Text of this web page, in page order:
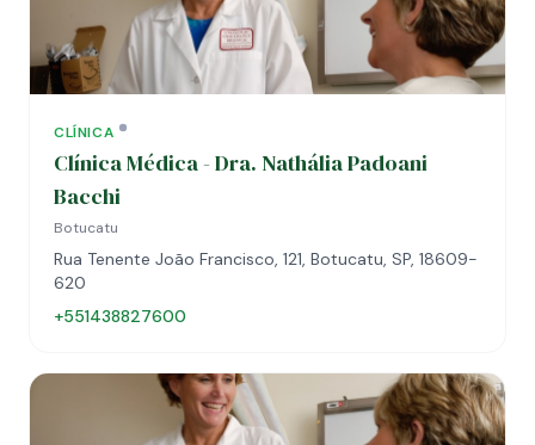
CLÍNICA
Clínica Médica - Dra. Nathália Padoani
Bacchi
Botucatu
Rua Tenente João Francisco, 121, Botucatu, SP, 18609-
620
+551438827600